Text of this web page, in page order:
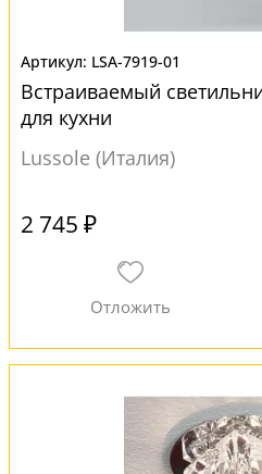
LSA-7919-01
Встраиваемый
для кухни
Lussole (Италия)
2 745 ₽